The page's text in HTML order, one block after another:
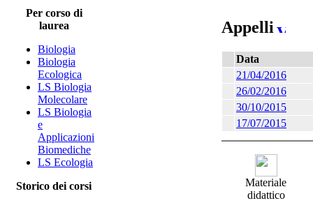
Per corso di
laurea
Biologia
Biologia
Ecologica
LS Biologia
Molecolare
LS Biologia
e
Applicazioni
Biomediche
LS Ecologia
Storico dei corsi
Appelli
Data
21/04/2016
26/02/2016
30/10/2015
17/07/2015
Materiale
didattico